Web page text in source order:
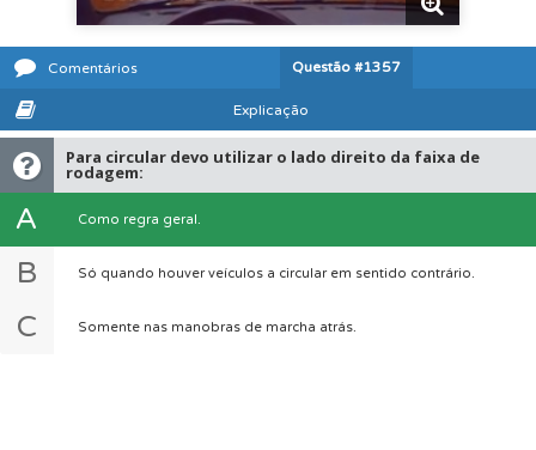
Comentários Questão #1357
Explicação
Para circular devo utilizar o lado direito da faixa de
rodagem:
A Como regra geral.
B Só quando houver veículos a circular em sentido contrário.
C Somente nas manobras de marcha atrás.